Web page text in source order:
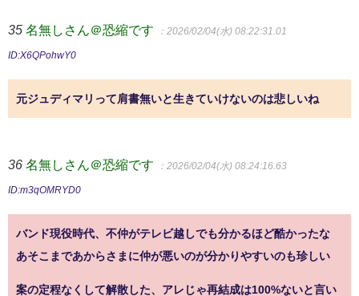
35 名無しさん＠恐縮です ：2026/02/04(水) 08:22:31.01
ID:X6QPohwY0
元ジュディマリって肩書無いと生きていけないのは悲しいね
36 名無しさん＠恐縮です ：2026/02/04(水) 08:24:16.63
ID:m3qOMRYD0
バンド現役時代、不仲がテレビ越しでも分かるほど酷かったな
あそこまであからさまに仲が悪いのが分かりやすいのも珍しい
案の定程なくして解散した、アレじゃ再結成は100%ないと言い